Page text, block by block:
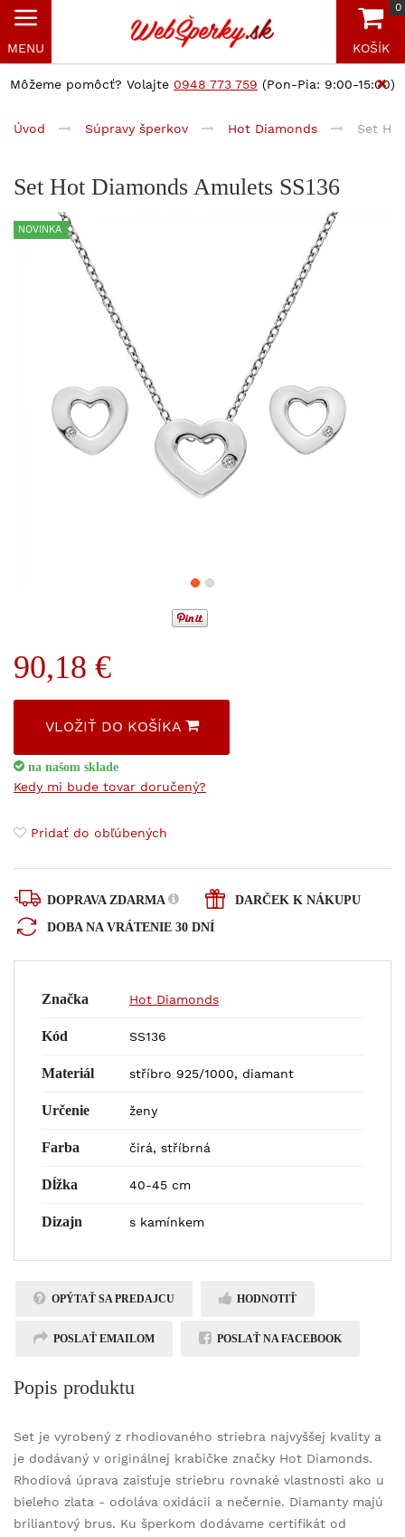
MENU
0
KOŠÍK
Môžeme pomôcť? Volajte 0948 773 759 (Pon-Pia: 9:00-15:00)
Úvod Súpravy šperkov Hot Diamonds Set
Set Hot Diamonds Amulets SS136
NOVINKA
90,18 €
VLOŽIŤ DO KOŠÍKA
na našom sklade
Kedy mi bude tovar doručený?
Pridať do obľúbených
DOPRAVA ZDARMA DARČEK K NÁKUPU
DOBA NA VRÁTENIE 30 DNÍ
Značka Hot Diamonds
Kód SS136
Materiál stříbro 925/1000, diamant
Určenie ženy
Farba čirá, stříbrná
Dĺžka 40-45 cm
Dizajn s kamínkem
OPÝTAŤ SA PREDAJCU HODNOTIŤ
POSLAŤ EMAILOM POSLAŤ NA FACEBOOK
Popis produktu
Set je vyrobený z rhodiovaného striebra najvyššej kvality a
je dodávaný v originálnej krabičke značky Hot Diamonds.
Rhodiová úprava zaisťuje striebru rovnaké vlastnosti ako u
bieleho zlata - odoláva oxidácii a nečernie. Diamanty majú
briliantový brus. Ku šperkom dodávame certifikát od